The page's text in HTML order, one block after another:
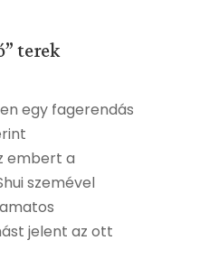
terek
egy fagerendás
embert a
szemével
jelent az ott